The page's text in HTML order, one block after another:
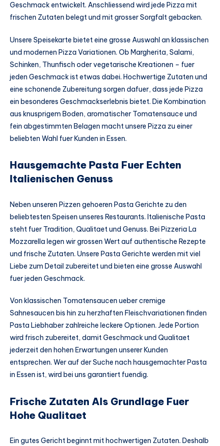
Geschmack entwickelt. Anschliessend wird jede Pizza mit
frischen Zutaten belegt und mit grosser Sorgfalt gebacken.
Unsere Speisekarte bietet eine grosse Auswahl an klassischen
und modernen Pizza Variationen. Ob Margherita, Salami,
Schinken, Thunfisch oder vegetarische Kreationen – fuer
jeden Geschmack ist etwas dabei. Hochwertige Zutaten und
eine schonende Zubereitung sorgen dafuer, dass jede Pizza
ein besonderes Geschmackserlebnis bietet. Die Kombination
aus knusprigem Boden, aromatischer Tomatensauce und
fein abgestimmten Belagen macht unsere Pizza zu einer
beliebten Wahl fuer Kunden in Essen.
Hausgemachte Pasta Fuer Echten
Italienischen Genuss
Neben unseren Pizzen gehoeren Pasta Gerichte zu den
beliebtesten Speisen unseres Restaurants. Italienische Pasta
steht fuer Tradition, Qualitaet und Genuss. Bei Pizzeria La
Mozzarella legen wir grossen Wert auf authentische Rezepte
und frische Zutaten. Unsere Pasta Gerichte werden mit viel
Liebe zum Detail zubereitet und bieten eine grosse Auswahl
fuer jeden Geschmack.
Von klassischen Tomatensaucen ueber cremige
Sahnesaucen bis hin zu herzhaften Fleischvariationen finden
Pasta Liebhaber zahlreiche leckere Optionen. Jede Portion
wird frisch zubereitet, damit Geschmack und Qualitaet
jederzeit den hohen Erwartungen unserer Kunden
entsprechen. Wer auf der Suche nach hausgemachter Pasta
in Essen ist, wird bei uns garantiert fuendig.
Frische Zutaten Als Grundlage Fuer
Hohe Qualitaet
Ein gutes Gericht beginnt mit hochwertigen Zutaten. Deshalb